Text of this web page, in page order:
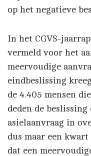
op het negatieve
In het CGVS-
vermeld voor het
meervoudige
eindbeslissing
de 4.405 mensen
deden de
asielaanvraag in
dus maar een
dat een